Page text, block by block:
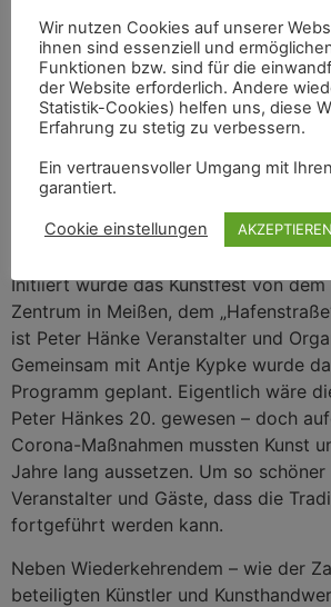
Meißen. Ein sonniges Wochenende
Trotzdem haben sich die Besucher
Umgebung das Kunstfest im
entgehen lassen. Unter der
Oberbürgermeister Olaf Raschke,
durch den Bürgermeister Markus
größte Kunstevent der Stadt auf der
wieder statt – zum 18. Mal.
Initiiert wurde das Kunstfest von
Zentrum in Meißen, dem
ist Peter Hänke Veranstalter und
Gemeinsam mit Antje Kypke wurde
Programm geplant. Eigentlich wäre
Peter Hänkes 20. gewesen – doch
Corona-Maßnahmen mussten Kunst
Jahre lang aussetzen. Um so
Veranstalter und Gäste, dass die
fortgeführt werden kann.
Neben Wiederkehrendem – wie der
beteiligten Künstler und
Wir nutzen Cookies auf unserer
ihnen sind essenziell und
Funktionen bzw. sind für die
der Website erforderlich. Andere
Statistik-Cookies) helfen uns, diese
Erfahrung zu stetig zu verbessern.
Ein vertrauensvoller Umgang mit
garantiert.
Cookie einstellungen AKZEPTIEREN